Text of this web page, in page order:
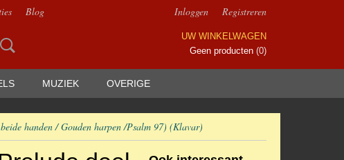
Blog Inloggen Registreren
UW WINKELWAGEN
Geen producten (0)
MUZIEK OVERIGE
handen / Gouden harpen /Psalm 97) (Klavar)